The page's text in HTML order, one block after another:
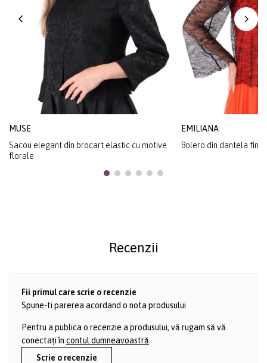
MUSE
Sacou elegant din brocart elastic cu motive
florale
EMILIANA
Bolero din dantela
Recenzii
Fii primul care scrie o recenzie
Spune-ti parerea acordand o nota produsului
Pentru a publica o recenzie a produsului, vă rugam să vă
conectați în contul dumneavoastră
Scrie o recenzie